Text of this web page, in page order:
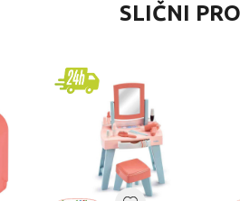
Kuhinje za decu i dodaci za igru
KUHINJICE I DODACI ZA IGRU
SLIČNI